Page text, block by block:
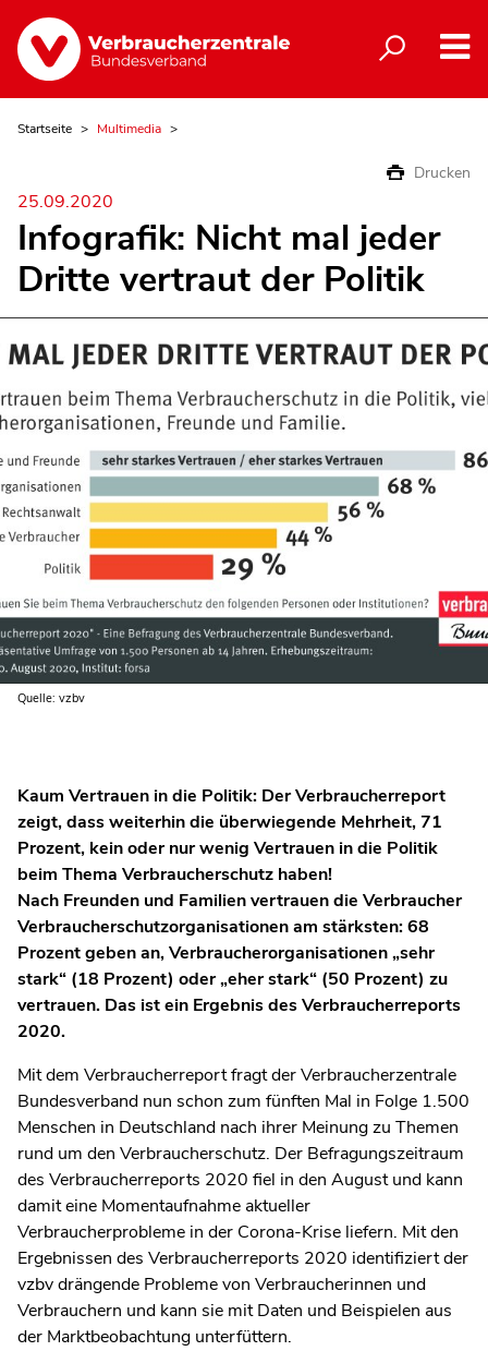
Startseite Multimedia
Drucken
25.09.2020
Infografik: Nicht mal jeder
Dritte vertraut der Politik
Quelle: vzbv
Kaum Vertrauen in die Politik: Der Verbraucherreport
zeigt, dass weiterhin die überwiegende Mehrheit, 71
Prozent, kein oder nur wenig Vertrauen in die Politik
beim Thema Verbraucherschutz haben!
Nach Freunden und Familien vertrauen die Verbraucher
Verbraucherschutzorganisationen am stärksten: 68
Prozent geben an, Verbraucherorganisationen „sehr
stark“ (18 Prozent) oder „eher stark“ (50 Prozent) zu
vertrauen. Das ist ein Ergebnis des Verbraucherreports
2020.
Mit dem Verbraucherreport fragt der Verbraucherzentrale
Bundesverband nun schon zum fünften Mal in Folge 1.500
Menschen in Deutschland nach ihrer Meinung zu Themen
rund um den Verbraucherschutz. Der Befragungszeitraum
des Verbraucherreports 2020 fiel in den August und kann
damit eine Momentaufnahme aktueller
Verbraucherprobleme in der Corona-Krise liefern. Mit den
Ergebnissen des Verbraucherreports 2020 identifiziert der
vzbv drängende Probleme von Verbraucherinnen und
Verbrauchern und kann sie mit Daten und Beispielen aus
der Marktbeobachtung unterfüttern.